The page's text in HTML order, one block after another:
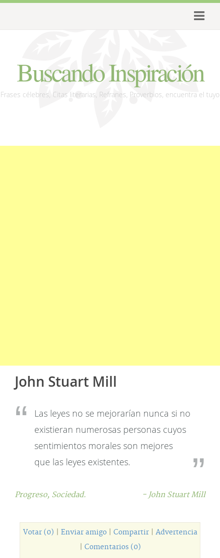
Buscando Inspiración
Frases célebres, Citas literarias, Refranes, Proverbios, encuentra el tuyo
John Stuart Mill
Las leyes no se mejorarían nunca si no
existieran numerosas personas cuyos
sentimientos morales son mejores
que las leyes existentes.
Progreso, Sociedad. - John Stuart Mill
Votar (0) Enviar amigo| Compartir| Advertencia
Comentarios (0)